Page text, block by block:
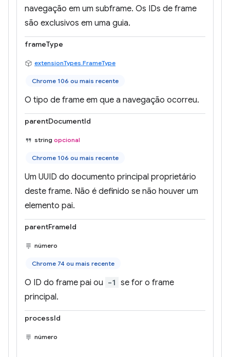
navegação em um subframe. Os IDs de frame
são exclusivos em uma guia.
frameType
extensionTypes.FrameType
Chrome 106 ou mais recente
O tipo de frame em que a navegação ocorreu.
parentDocumentId
string opcional
Chrome 106 ou mais recente
Um UUID do documento principal proprietário
deste frame. Não é definido se não houver um
elemento pai.
parentFrameId
número
Chrome 74 ou mais recente
O ID do frame pai ou -1 se for o frame
principal.
processId
número